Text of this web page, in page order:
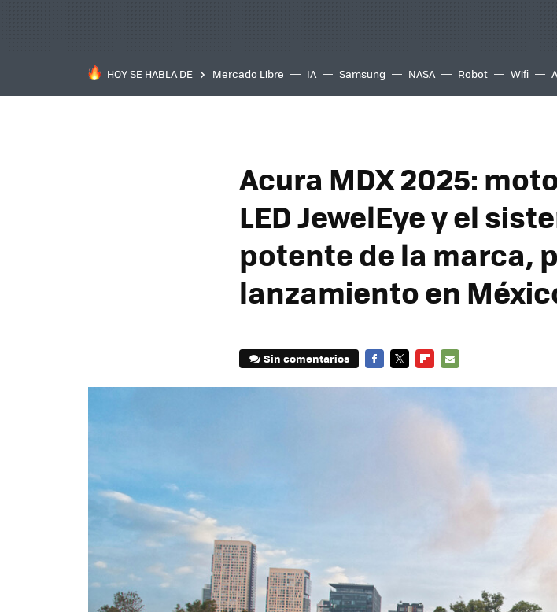
HOY SE HABLA DE Mercado Libre IA Samsung NASA Robot Wifi
Acura MDX 2025:
LED JewelEye y el
potente de la marca,
lanzamiento en
Sin comentarios